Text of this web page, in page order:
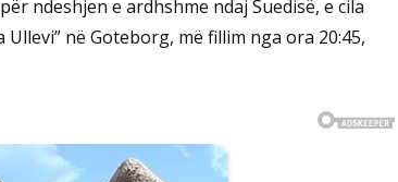
ndeshjen e ardhshme ndaj Suedisë, e cila
në Goteborg, më fillim nga ora 20:45,